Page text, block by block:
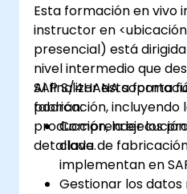
Esta formación en vivo
instructor en
presencial) está
nivel intermedio que
SAP S/4HANA soporta
fabricación, incluyendo
producción, la
detallada.
Al finalizar esta
podrán:
Comprender los
clave de
implementan en
Gestionar los